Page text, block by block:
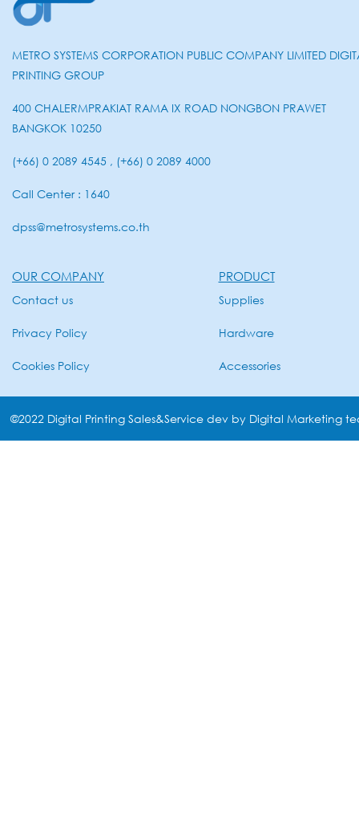
METRO SYSTEMS CORPORATION PUBLIC COMPANY LIMITED
PRINTING GROUP
400 CHALERMPRAKIAT RAMA IX ROAD NONGBON PRAWET
BANGKOK 10250
(+66) 0 2089 4545 , (+66) 0 2089 4000
Call Center : 1640
dpss@metrosystems.co.th
OUR COMPANY
Contact us
Privacy Policy
Cookies Policy
PRODUCT
Supplies
Hardware
Accessories
©2022 Digital Printing Sales&Service dev by Digital Marketing